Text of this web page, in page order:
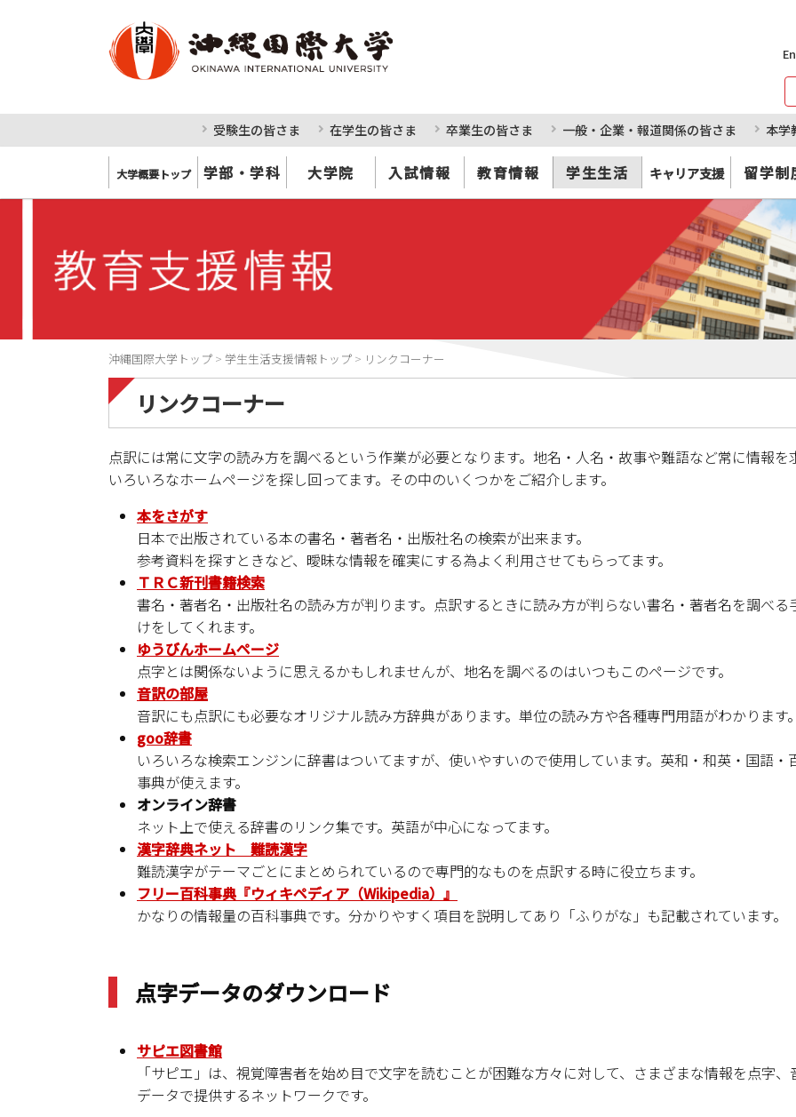
受験生の皆さま 在学生の皆さま 卒業生の皆さま 一般・企業・報道関係の皆さま 本学
大学概要トップ 学部・学科 大学院 入試情報 教育情報 学生生活 キャリア支援 留学制
沖縄国際大学トップ > 学生生活支援情報トップ > リンクコーナー
リンクコーナー
点訳には常に文字の読み方を調べるという作業が必要となります。地名・人名・故事や難語など常に情報を
いろいろなホームページを探し回ってます。その中のいくつかをご紹介します。
本をさがす
日本で出版されている本の書名・著者名・出版社名の検索が出来ます。
参考資料を探すときなど、曖昧な情報を確実にする為よく利用させてもらってます。
ＴＲＣ新刊書籍検索
書名・著者名・出版社名の読み方が判ります。点訳するときに読み方が判らない書名・著者名を調べる
けをしてくれます。
ゆうびんホームページ
点字とは関係ないように思えるかもしれませんが、地名を調べるのはいつもこのページです。
音訳の部屋
音訳にも点訳にも必要なオリジナル読み方辞典があります。単位の読み方や各種専門用語がわかります。
goo辞書
いろいろな検索エンジンに辞書はついてますが、使いやすいので使用しています。英和・和英・国語・
事典が使えます。
オンライン辞書
ネット上で使える辞書のリンク集です。英語が中心になってます。
漢字辞典ネット 難読漢字
難読漢字がテーマごとにまとめられているので専門的なものを点訳する時に役立ちます。
フリー百科事典『ウィキペディア（Wikipedia）』
かなりの情報量の百科事典です。分かりやすく項目を説明してあり「ふりがな」も記載されています。
点字データのダウンロード
サピエ図書館
「サピエ」は、視覚障害者を始め目で文字を読むことが困難な方々に対して、さまざまな情報を点字、
データで提供するネットワークです。